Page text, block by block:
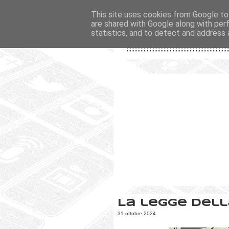
La legge
31 ottobre 2024
This site uses cookies from Google
are shared with Google along with
statistics, and to detect and address